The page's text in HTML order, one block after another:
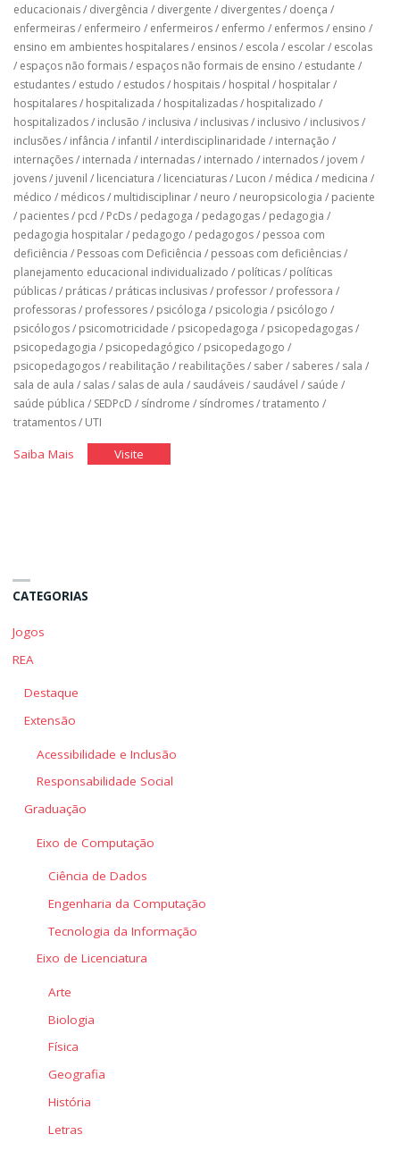
educacionais/ divergência / divergente / divergentes/ doença /
enfermeiras/ enfermeiro / enfermeiros/ enfermo / enfermos/ ensino /
ensino em ambientes hospitalares/ ensinos/ escola / escolar/ escolas
/ espaços não formais/ espaços não formais de ensino / estudante /
estudantes/ estudo / estudos/ hospitais/ hospital / hospitalar/
hospitalares/ hospitalizada / hospitalizadas/ hospitalizado /
hospitalizados/ inclusão / inclusiva / inclusivas/ inclusivo / inclusivos/
inclusões/ infância / infantil / interdisciplinaridade / internação /
internações/ internada / internadas/ internado / internados/ jovem /
jovens/ juvenil / licenciatura / licenciaturas/ Lucon / médica / medicina /
médico / médicos/ multidisciplinar/ neuro / neuropsicologia / paciente
/ pacientes/ pcd / PcDs/ pedagoga / pedagogas/ pedagogia /
pedagogia hospitalar/ pedagogo / pedagogos/ pessoa com
deficiência / Pessoas com Deficiência / pessoas com deficiências/
planejamento educacional individualizado / políticas/ políticas
públicas/ práticas/ práticas inclusivas/ professor/ professora /
professoras/ professores/ psicóloga / psicologia / psicólogo /
psicólogos/ psicomotricidade / psicopedagoga / psicopedagogas/
psicopedagogia / psicopedagógico / psicopedagogo /
psicopedagogos/ reabilitação / reabilitações/ saber/ saberes/ sala /
sala de aula / salas/ salas de aula / saudáveis/ saudável / saúde /
saúde pública / SEDPcD / síndrome / síndromes/tratamento /
tratamentos/ UTI
Saiba Mais"Classe Visite"Classe
CATEGORIAS
Jogos
REA
Destaque
Extensão
Acessibilidade e Inclusão
Responsabilidade Social
Graduação
Eixo de Computação
Ciência de Dados
Engenharia da Computação
Tecnologia da Informação
Eixo de Licenciatura
Arte
Biologia
Física
Geografia
História
Letras